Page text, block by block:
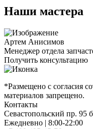
Наши мастера
Артем Анисимов
Менеджер отдела
Получить консультацию
*Размещено с согласия
материалов запрещено.
Контакты
Севастопольский пр. 95
Ежедневно | 8:00-22:00